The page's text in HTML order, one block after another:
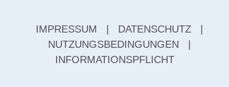
IMPRESSUM DATENSCHUTZ
NUTZUNGSBEDINGUNGEN
INFORMATIONSPFLICHT